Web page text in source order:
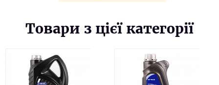
Товари з цієї категорії